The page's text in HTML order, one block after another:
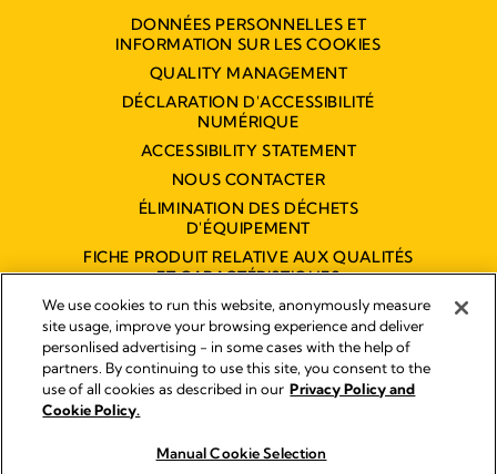
DONNÉES PERSONNELLES ET
INFORMATION SUR LES COOKIES
QUALITY MANAGEMENT
DÉCLARATION D'ACCESSIBILITÉ
NUMÉRIQUE
ACCESSIBILITY STATEMENT
NOUS CONTACTER
ÉLIMINATION DES DÉCHETS
D'ÉQUIPEMENT
FICHE PRODUIT RELATIVE AUX QUALITÉS
ET CARACTÉRISTIQUES
ENVIRONNEMENTALES
Empreinte
Legal Notice
We use cookies to run this website, anonymously measure
site usage, improve your browsing experience and deliver
personlised advertising - in some cases with the help of
partners. By continuing to use this site, you consent to the
use of all cookies as described in our Privacy Policy and
Cookie Policy.
Manual Cookie Selection